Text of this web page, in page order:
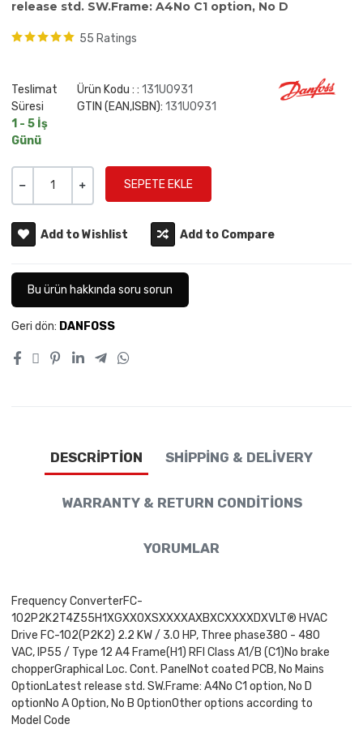
release std. SW.Frame: A4No C1 option, No D
55 Ratings
Teslimat
Süresi
1 - 5 İş
Günü
Ürün Kodu : : 131U0931
GTIN (EAN,ISBN): 131U0931
Add to Wishlist Add to Compare
Bu ürün hakkında soru sorun
Geri dön: DANFOSS
DESCRIPTION SHIPPING & DELIVERY
WARRANTY & RETURN CONDITIONS
YORUMLAR
Frequency ConverterFC-
102P2K2T4Z55H1XGXXOXSXXXXAXBXCXXXXDXVLT® HVAC
Drive FC-102(P2K2) 2.2 KW / 3.0 HP, Three phase380 - 480
VAC, IP55 / Type 12 A4 Frame(H1) RFI Class A1/B (C1)No brake
chopperGraphical Loc. Cont. PanelNot coated PCB, No Mains
OptionLatest release std. SW.Frame: A4No C1 option, No D
optionNo A Option, No B OptionOther options according to
Model Code